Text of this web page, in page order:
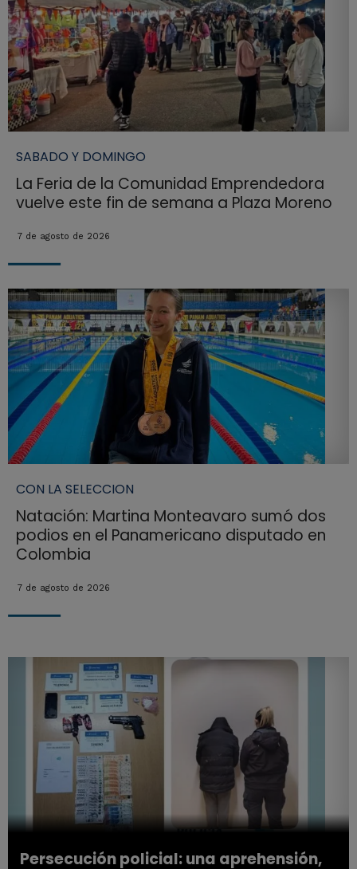
SABADO Y DOMINGO
La Feria de la Comunidad Emprendedora
vuelve este fin de semana a Plaza Moreno
7 de agosto de 2026
CON LA SELECCION
Natación: Martina Monteavaro sumó dos
podios en el Panamericano disputado en
Colombia
7 de agosto de 2026
Persecución policial: una aprehensión,